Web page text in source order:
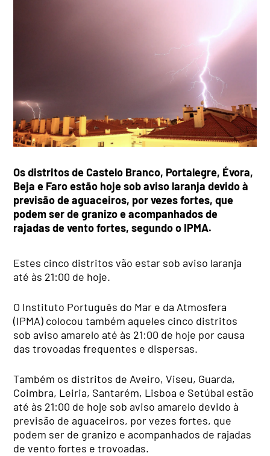
Os distritos de Castelo Branco, Portalegre, Évora,
Beja e Faro estão hoje sob aviso laranja devido à
previsão de aguaceiros, por vezes fortes, que
podem ser de granizo e acompanhados de
rajadas de vento fortes, segundo o IPMA.
Estes cinco distritos vão estar sob aviso laranja
até às 21:00 de hoje.
O Instituto Português do Mar e da Atmosfera
(IPMA) colocou também aqueles cinco distritos
sob aviso amarelo até às 21:00 de hoje por causa
das trovoadas frequentes e dispersas.
Também os distritos de Aveiro, Viseu, Guarda,
Coimbra, Leiria, Santarém, Lisboa e Setúbal estão
até às 21:00 de hoje sob aviso amarelo devido à
previsão de aguaceiros, por vezes fortes, que
podem ser de granizo e acompanhados de rajadas
de vento fortes e trovoadas.